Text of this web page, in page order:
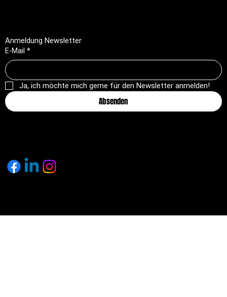
Anmeldung Newsletter
E-Mail *
Ja, ich möchte mich gerne für den Newsletter anmelden!
Absenden